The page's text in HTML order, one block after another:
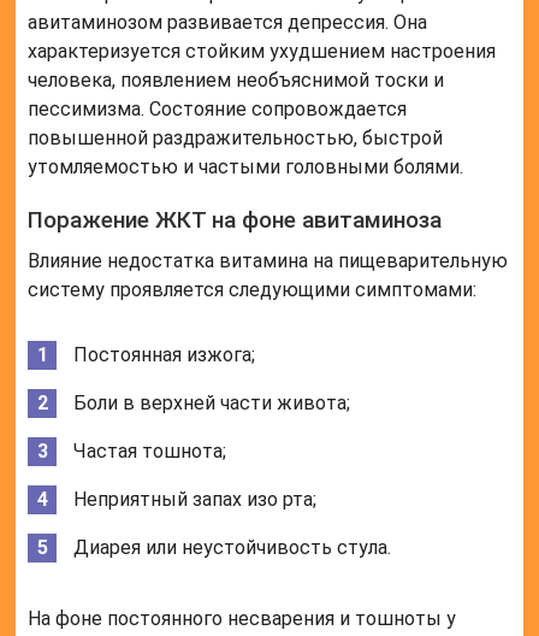
Боли в верхней части живота;
Частая тошнота;
Неприятный запах изо рта;
Диарея или неустойчивость стула.
человека часто пропадает аппетит. Поэтому на
фоне продолжительного авитаминоза отмечается
Расстройства липидного обмена
холестерина в крови, поэтому на фоне авитаминоза
содержание этого липида в плазме значительно
увеличивается. Это неблагоприятно сказывается на
состоянии сосудов и при длительном течении